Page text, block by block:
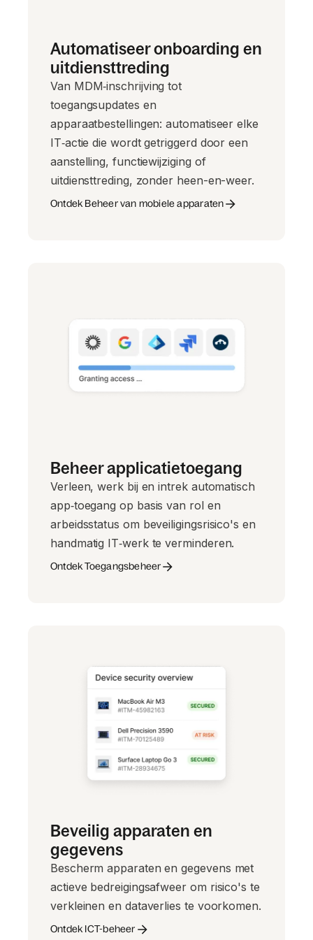
Automatiseer onboarding en
uitdiensttreding
Van MDM‑inschrijving tot
toegangsupdates en
apparaatbestellingen: automatiseer elke
IT‑actie die wordt getriggerd door een
aanstelling, functiewijziging of
uitdiensttreding, zonder heen-en-weer.
Ontdek Beheer van mobiele apparaten
Beheer applicatietoegang
Verleen, werk bij en intrek automatisch
app‑toegang op basis van rol en
arbeidsstatus om beveiligingsrisico's en
handmatig IT‑werk te verminderen.
Ontdek Toegangsbeheer
Beveilig apparaten en
gegevens
Bescherm apparaten en gegevens met
actieve bedreigingsafweer om risico's te
verkleinen en dataverlies te voorkomen.
Ontdek ICT-beheer